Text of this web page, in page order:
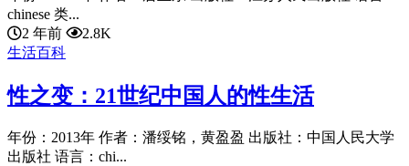
chinese 类...
2 年前
2.8K
生活百科
性之变：21世纪中国人的性生活
年份：2013年 作者：潘绥铭，黄盈盈 出版社：中国人民大学
出版社 语言：chi...